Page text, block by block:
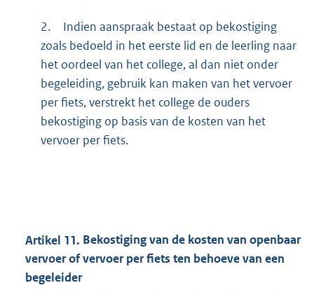
2.
Indien aanspraak bestaat op bekostiging
zoals bedoeld in het eerste lid en de leerling naar
het oordeel van het college, al dan niet onder
begeleiding, gebruik kan maken van het vervoer
per fiets, verstrekt het college de ouders
bekostiging op basis van de kosten van het
vervoer per fiets.
Artikel 11. Bekostiging van de kosten van openbaar
vervoer of vervoer per fiets ten behoeve van een
begeleider